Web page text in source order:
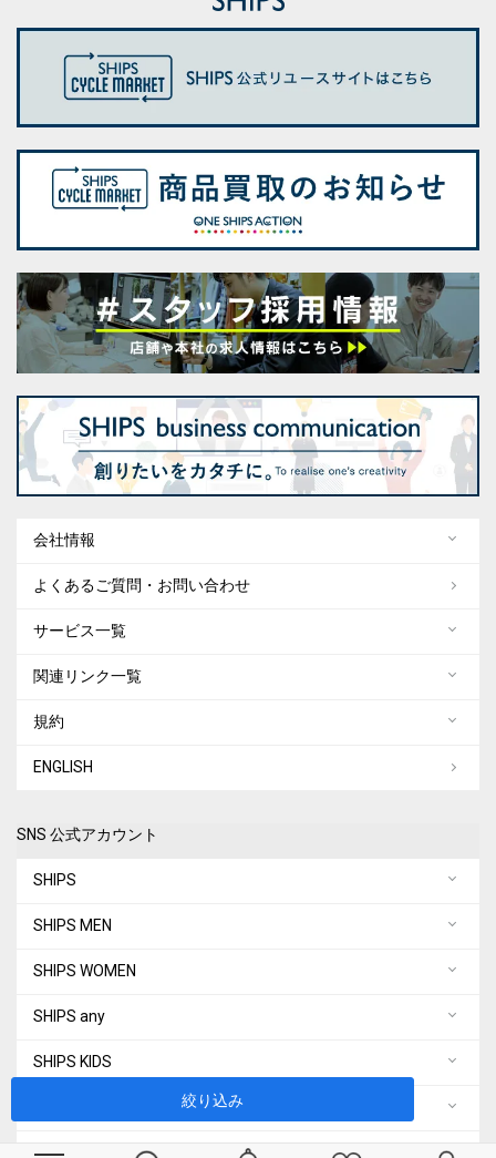
絞り込み
会社情報
よくあるご質問・お問い合わせ
サービス一覧
関連リンク一覧
規約
ENGLISH
SNS 公式アカウント
SHIPS
SHIPS MEN
SHIPS WOMEN
SHIPS any
SHIPS KIDS
City Ambient Products